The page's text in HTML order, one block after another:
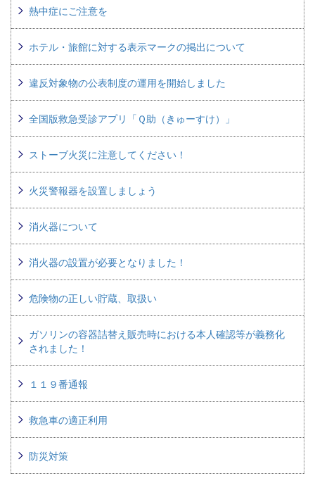
熱中症にご注意を
ホテル・旅館に対する表示マークの掲出について
違反対象物の公表制度の運用を開始しました
全国版救急受診アプリ「Ｑ助（きゅーすけ）」
ストーブ火災に注意してください！
火災警報器を設置しましょう
消火器について
消火器の設置が必要となりました！
危険物の正しい貯蔵、取扱い
ガソリンの容器詰替え販売時における本人確認等が義務化
されました！
１１９番通報
救急車の適正利用
防災対策